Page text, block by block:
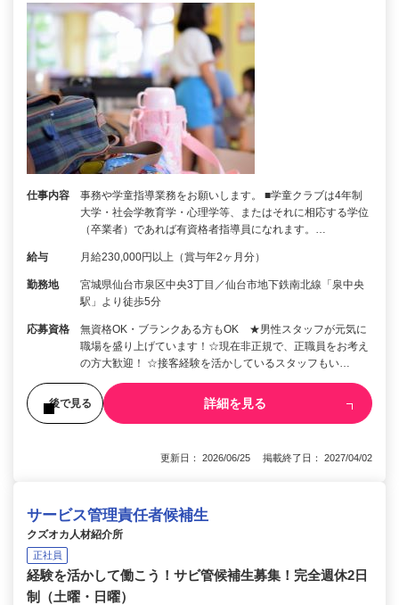
仕事内容
事務や学童指導業務をお願いします。 ■学童クラブは4年制
大学・社会学教育学・心理学等、またはそれに相応する学位
（卒業者）であれば有資格者指導員になれます。…
給与 月給230,000円以上（賞与年2ヶ月分）
勤務地
宮城県仙台市泉区中央3丁目／仙台市地下鉄南北線「泉中央
駅」より徒歩5分
応募資格
無資格OK・ブランクある方もOK ★男性スタッフが元気に
職場を盛り上げています！☆現在非正規で、正職員をお考え
の方大歓迎！ ☆接客経験を活かしているスタッフもい…
後で見る 詳細を見る
更新日： 2026/06/25 掲載終了日： 2027/04/02
サービス管理責任者候補生
クズオカ人材紹介所
正社員
経験を活かして働こう！サビ管候補生募集！完全週休2日
制（土曜・日曜）